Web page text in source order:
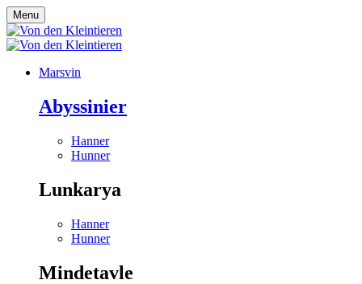
Menu
Marsvin
Abyssinier
Hanner
Hunner
Lunkarya
Hanner
Hunner
Mindetavle